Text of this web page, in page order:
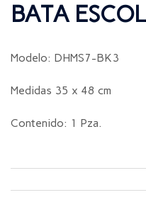
BATA
Modelo: DHMS7-BK3
Medidas 35 x 48 cm
Contenido: 1 Pza.